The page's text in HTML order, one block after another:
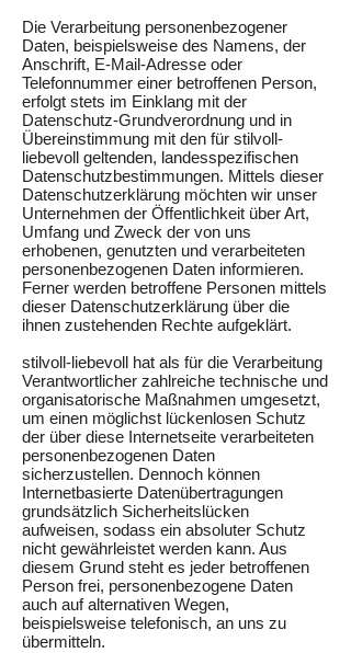
Die Verarbeitung personenbezogener
Daten, beispielsweise des Namens, der
Anschrift, E-Mail-Adresse oder
Telefonnummer einer betroffenen Person,
erfolgt stets im Einklang mit der
Datenschutz-Grundverordnung und in
Übereinstimmung mit den für stilvoll-
liebevoll geltenden, landesspezifischen
Datenschutzbestimmungen. Mittels dieser
Datenschutzerklärung möchten wir unser
Unternehmen der Öffentlichkeit über Art,
Umfang und Zweck der von uns
erhobenen, genutzten und verarbeiteten
personenbezogenen Daten informieren.
Ferner werden betroffene Personen mittels
dieser Datenschutzerklärung über die
ihnen zustehenden Rechte aufgeklärt.
stilvoll-liebevoll hat als für die Verarbeitung
Verantwortlicher zahlreiche technische und
organisatorische Maßnahmen umgesetzt,
um einen möglichst lückenlosen Schutz
der über diese Internetseite verarbeiteten
personenbezogenen Daten
sicherzustellen. Dennoch können
Internetbasierte Datenübertragungen
grundsätzlich Sicherheitslücken
aufweisen, sodass ein absoluter Schutz
nicht gewährleistet werden kann. Aus
diesem Grund steht es jeder betroffenen
Person frei, personenbezogene Daten
auch auf alternativen Wegen,
beispielsweise telefonisch, an uns zu
übermitteln.